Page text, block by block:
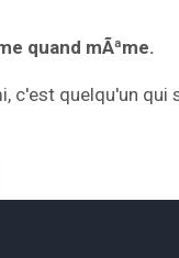
quand mÃªme.
c'est quelqu'un qui